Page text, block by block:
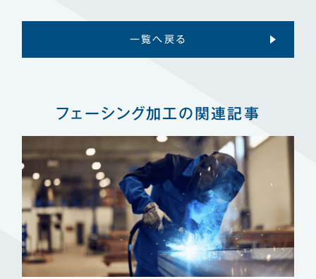
一覧へ戻る
フェーシング加工の関連記事